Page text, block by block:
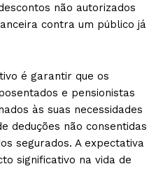
não autorizados
contra um público já
é garantir que os
e pensionistas
às suas necessidades
deduções não consentidas
segurados. A expectativa
significativo na vida de